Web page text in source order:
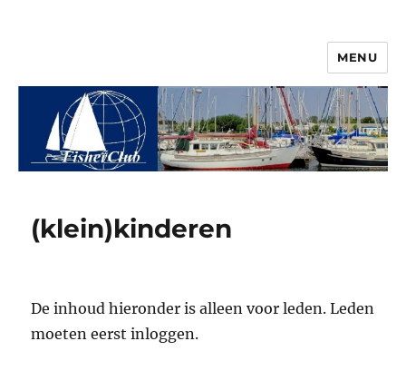
© 2026 Vereniging FisherClub
MENU
(klein)kinderen
De inhoud hieronder is alleen voor leden. Leden
moeten eerst inloggen.